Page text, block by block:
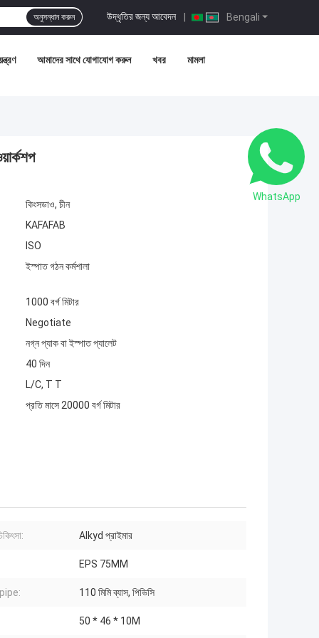
Bengali
উদ্ধৃতির জন্য আবেদন |
অনুসন্ধান করুন
আমাদের সাথে যোগাযোগ করুন খবর মামলা
কিংসডাও, চীন
KAFAFAB
ISO
ইস্পাত গঠন কর্মশালা
1000 বর্গ মিটার
Negotiate
নগ্ন প্যাক বা ইস্পাত প্যালেট
40 দিন
L/C, T T
প্রতি মাসে 20000 বর্গ মিটার
Alkyd প্রাইমার
EPS 75MM
110 মিমি ব্যাস, পিভিসি
50 * 46 * 10M
WhatsApp